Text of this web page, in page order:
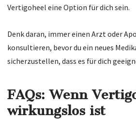
Vertigoheel eine Option für dich sein.
Denk daran, immer einen Arzt oder
konsultieren, bevor du ein neues
sicherzustellen, dass es für dich
FAQs: Wenn
wirkungslos ist